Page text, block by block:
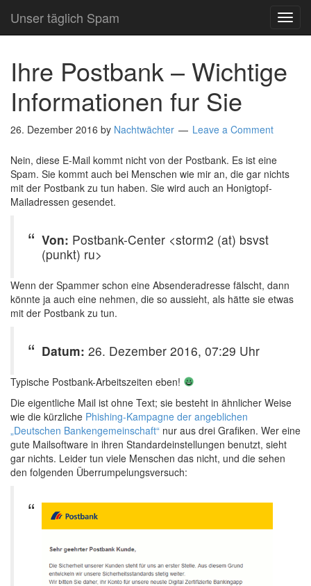
Unser täglich Spam
Ihre Postbank – Wichtige
Informationen fur Sie
26. Dezember 2016 by Nachtwächter Leave a Comment
Nein, diese E-Mail kommt nicht von der Postbank. Es ist eine
Spam. Sie kommt auch bei Menschen wie mir an, die gar nichts
mit der Postbank zu tun haben. Sie wird auch an Honigtopf-
Mailadressen gesendet.
Von: Postbank-Center <storm2 (at) bsvst
(punkt) ru>
Wenn der Spammer schon eine Absenderadresse fälscht, dann
könnte ja auch eine nehmen, die so aussieht, als hätte sie etwas
mit der Postbank zu tun.
Datum: 26. Dezember 2016, 07:29 Uhr
Typische Postbank-Arbeitszeiten eben!
Die eigentliche Mail ist ohne Text; sie besteht in ähnlicher Weise
wie die kürzliche Phishing-Kampagne der angeblichen
„Deutschen Bankengemeinschaft“ nur aus drei Grafiken. Wer eine
gute Mailsoftware in ihren Standardeinstellungen benutzt, sieht
gar nichts. Leider tun viele Menschen das nicht, und die sehen
den folgenden Überrumpelungsversuch: